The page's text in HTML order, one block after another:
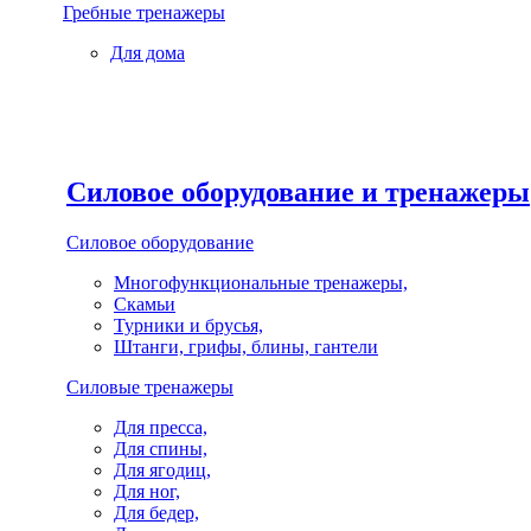
Гребные тренажеры
Для дома
Силовое оборудование и тренажеры
Силовое оборудование
Многофункциональные тренажеры,
Скамьи
Турники и брусья,
Штанги, грифы, блины, гантели
Силовые тренажеры
Для пресса,
Для спины,
Для ягодиц,
Для ног,
Для бедер,